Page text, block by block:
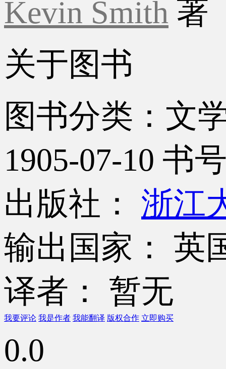
Kevin Smith 著
关于图书
图书分类：文
1905-07-10 书
出版社： 浙江
输出国家： 英
译者： 暂无
我要评论 我是作者 我能翻译 版权合作 立即购买
0.0